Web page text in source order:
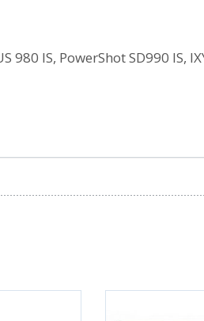
980 IS, PowerShot SD990 IS,